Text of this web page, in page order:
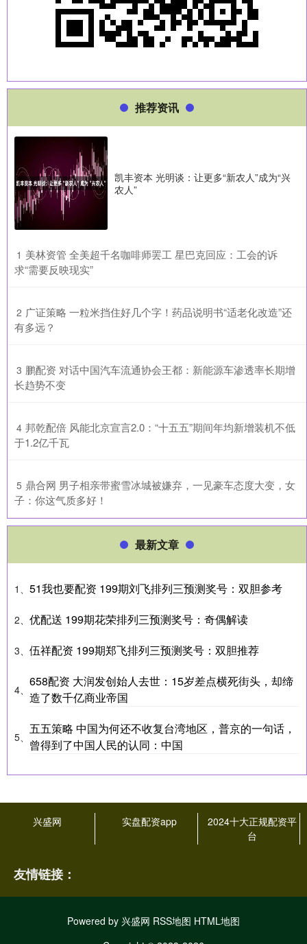
推荐资讯
凯丰资本 光明谈：让更多“新农人”成为“兴
农人”
1 ​美林资管 全美超千名咖啡师罢工 星巴克回应：工会的诉
求“需要反映现实”
2 ​广证策略 一粒米挡住好几个字！药品说明书“适老化改造”还
有多远？
3 ​鹏配资 对话中国汽车流通协会王都：新能源车渗透率长期增
长趋势不变
4 ​邦乾配倍 风能北京宣言2.0：“十五五”期间年均新增装机不低
于1.2亿千瓦
5 ​鼎合网 男子相亲带蜜雪冰城被嫌弃，一见豪车态度大变，女
子：你这气质多好！
最新文章
1、 51我也要配资 199期刘飞排列三预测奖号：双胆参考
2、 优配送 199期花荣排列三预测奖号：奇偶解读
3、 伍祥配资 199期郑飞排列三预测奖号：双胆推荐
4、
658配资 大润发创始人去世：15岁差点横死街头，却缔
造了数千亿商业帝国
5、
五五策略 中国为何还不收复台湾地区，普京的一句话，
曾得到了中国人民的认同：中国
兴盛网 实盘配资app
2024十大正规配资平
台
友情链接：
Powered by 兴盛网 RSS地图 HTML地图